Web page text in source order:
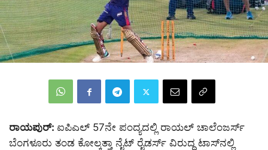
ರಾಯಪುರ್: ಐಪಿಎಲ್‌ 57ನೇ ಪಂದ್ಯದಲ್ಲಿ ರಾಯಲ್‌ ಚಾಲೆಂಜರ್ಸ್‌
ಬೆಂಗಳೂರು ತಂಡ ಕೋಲ್ಕತ್ತಾ ನೈಟ್‌ ರೈಡರ್ಸ್‌ ವಿರುದ್ಧ ಟಾಸ್‌ನಲ್ಲಿ